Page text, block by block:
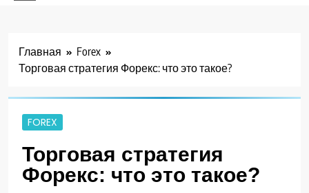
Главная
Forex
Торговая стратегия Форекс: что это такое?
FOREX
Торговая стратегия
Форекс: что это такое?